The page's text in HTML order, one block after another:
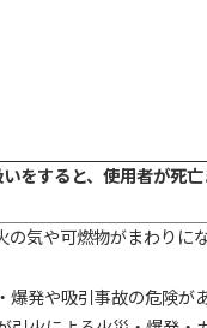
をすると、使用者が死
気や可燃物がまわり
発や吸引事故の危険があ